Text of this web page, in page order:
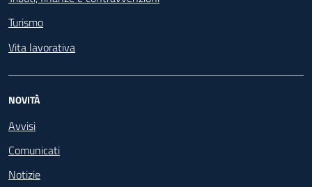
Turismo
Vita lavorativa
NOVITÀ
Avvisi
Comunicati
Notizie